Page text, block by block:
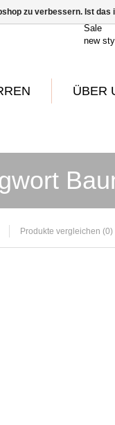
Sale
new
ÜBER
Produkte vergleichen (0)
zu verbessern. Ist das